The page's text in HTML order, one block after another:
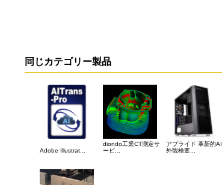
同じカテゴリー製品
Adobe Illustrat...
diondo工業CT測定サ
ービ...
アプライド 革新的AI
外観検査...